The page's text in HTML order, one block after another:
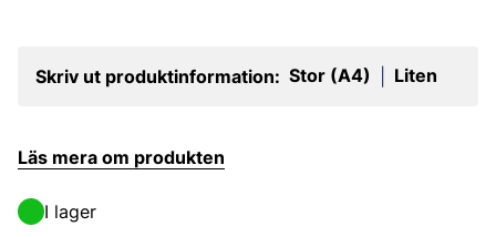
Skriv ut produktinformation: Stor (A4) Liten
Läs mera om produkten
I lager